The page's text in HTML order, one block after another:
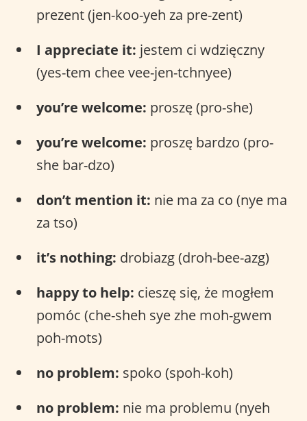
prezent (jen-koo-yeh za pre-zent)
I appreciate it: jestem ci wdzięczny
(yes-tem chee vee-jen-tchnyee)
you’re welcome: proszę (pro-she)
you’re welcome: proszę bardzo (pro-
she bar-dzo)
don’t mention it: nie ma za co (nye ma
za tso)
it’s nothing: drobiazg (droh-bee-azg)
happy to help: cieszę się, że mogłem
pomóc (che-sheh sye zhe moh-gwem
poh-mots)
no problem: spoko (spoh-koh)
no problem: nie ma problemu (nyeh